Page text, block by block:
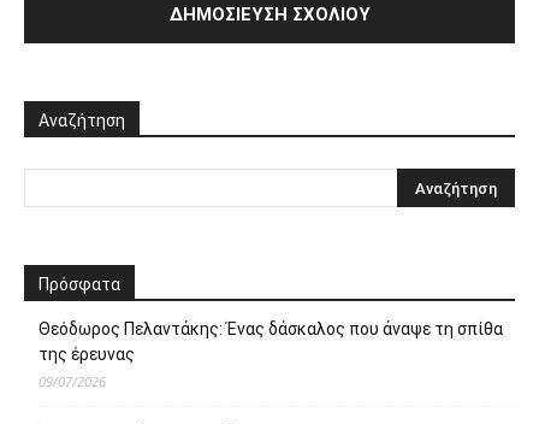
Αναζήτηση
Πρόσφατα
Θεόδωρος Πελαντάκης: Ένας δάσκαλος που άναψε τη σπίθα
της έρευνας
09/07/2026